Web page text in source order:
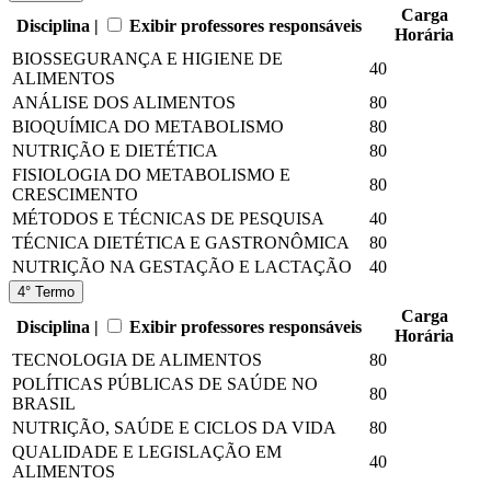
Disciplina | Exibir professores responsáveis
Carga
Horária
BIOSSEGURANÇA E HIGIENE DE
ALIMENTOS
40
ANÁLISE DOS ALIMENTOS
80
BIOQUÍMICA DO METABOLISMO
80
NUTRIÇÃO E DIETÉTICA
80
FISIOLOGIA DO METABOLISMO E
CRESCIMENTO
80
MÉTODOS E TÉCNICAS DE PESQUISA
40
TÉCNICA DIETÉTICA E GASTRONÔMICA
80
NUTRIÇÃO NA GESTAÇÃO E LACTAÇÃO
40
4° Termo
Disciplina | Exibir professores responsáveis
Carga
Horária
TECNOLOGIA DE ALIMENTOS
80
POLÍTICAS PÚBLICAS DE SAÚDE NO
BRASIL
80
NUTRIÇÃO, SAÚDE E CICLOS DA VIDA
80
QUALIDADE E LEGISLAÇÃO EM
ALIMENTOS
40